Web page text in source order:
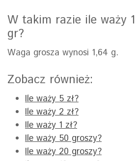
W takim razie ile waży 1
gr?
Waga grosza wynosi 1,64 g.
Zobacz również:
Ile waży 5 zł?
Ile waży 2 zł?
Ile waży 1 zł?
Ile waży 50 groszy?
Ile waży 20 groszy?